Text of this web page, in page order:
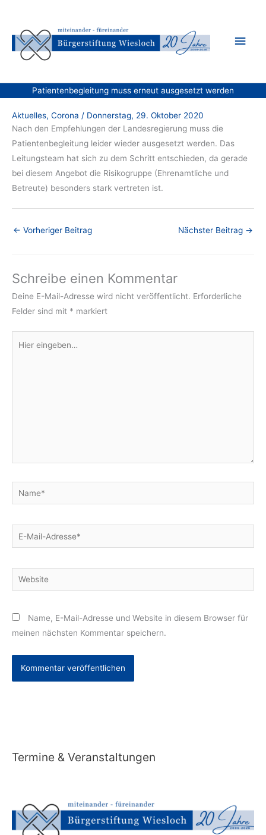
springen
Patientenbegleitung muss erneut ausgesetzt werden
Aktuelles, Corona / Donnerstag, 29. Oktober 2020
Nach den Empfehlungen der Landesregierung muss die
Patientenbegleitung leider wieder ausgesetzt werden. Das
Leitungsteam hat sich zu dem Schritt entschieden, da gerade
bei diesem Angebot die Risikogruppe (Ehrenamtliche und
Betreute) besonders stark vertreten ist.
← Vorheriger Beitrag Nächster Beitrag →
Schreibe einen Kommentar
Deine E-Mail-Adresse wird nicht veröffentlicht. Erforderliche
Felder sind mit * markiert
eingeben…
Name*
E-
Mail-
Website
Name, E-Mail-Adresse und Website in diesem Browser für
meinen nächsten Kommentar speichern.
Termine & Veranstaltungen